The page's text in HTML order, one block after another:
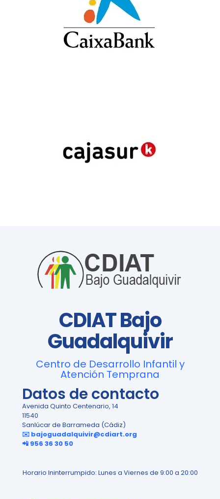
CDIAT Bajo
Guadalquivir
Centro de Desarrollo Infantil y
Atención Temprana
Datos de contacto
Avenida Quinto Centenario, 14
11540
Sanlúcar de Barrameda (Cádiz)
✉️ bajoguadalquivir@cdiart.org
📲 956 36 30 50
Horario Ininterrumpido: Lunes a Viernes de 9:00 a 20:00